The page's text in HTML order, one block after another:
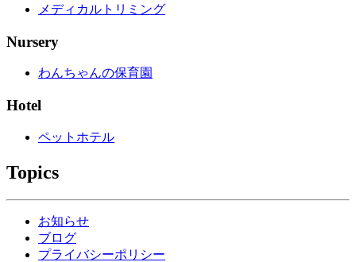
メディカルトリミング
Nursery
わんちゃんの保育園
Hotel
ペットホテル
Topics
お知らせ
ブログ
プライバシーポリシー